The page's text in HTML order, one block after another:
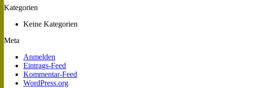
Kategorien
Keine Kategorien
Meta
Anmelden
Eintrags-Feed
Kommentar-Feed
WordPress.org